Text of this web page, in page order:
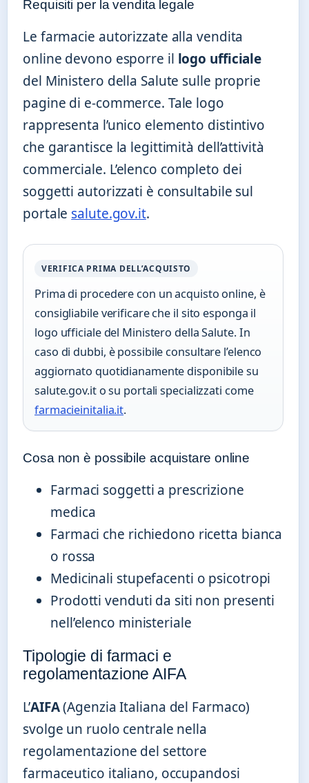
Requisiti per la vendita legale
Le farmacie autorizzate alla vendita
online devono esporre il logo ufficiale
del Ministero della Salute sulle proprie
pagine di e-commerce. Tale logo
rappresenta l’unico elemento distintivo
che garantisce la legittimità dell’attività
commerciale. L’elenco completo dei
soggetti autorizzati è consultabile sul
portale salute.gov.it.
VERIFICA PRIMA DELL’ACQUISTO
Prima di procedere con un acquisto online, è
consigliabile verificare che il sito esponga il
logo ufficiale del Ministero della Salute. In
caso di dubbi, è possibile consultare l’elenco
aggiornato quotidianamente disponibile su
salute.gov.it o su portali specializzati come
farmacieinitalia.it.
Cosa non è possibile acquistare online
Farmaci soggetti a prescrizione
medica
Farmaci che richiedono ricetta bianca
o rossa
Medicinali stupefacenti o psicotropi
Prodotti venduti da siti non presenti
nell’elenco ministeriale
Tipologie di farmaci e
regolamentazione AIFA
L’AIFA(Agenzia Italiana del Farmaco)
svolge un ruolo centrale nella
regolamentazione del settore
farmaceutico italiano, occupandosi